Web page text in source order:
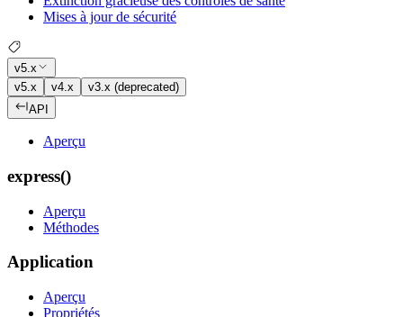
Mises à jour de sécurité
v5.x
v5.x
v4.x
v3.x (deprecated)
API
Aperçu
express()
Aperçu
Méthodes
Application
Aperçu
Propriétés